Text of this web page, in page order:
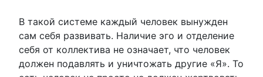
В такой системе каждый человек вынужден
сам себя развивать. Наличие эго и отделение
себя от коллектива не означает, что человек
должен подавлять и уничтожать другие «Я». То